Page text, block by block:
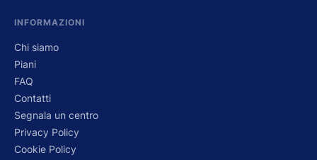
INFORMAZIONI
Chi siamo
Piani
FAQ
Contatti
Segnala un centro
Privacy Policy
Cookie Policy